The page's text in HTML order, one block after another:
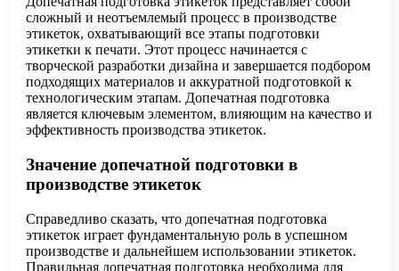
сложный и неотъемлемый процесс в производстве
этикеток, охватывающий все этапы подготовки
этикетки к печати. Этот процесс начинается с
творческой разработки дизайна и завершается подбором
подходящих материалов и аккуратной подготовкой к
технологическим этапам. Допечатная подготовка
является ключевым элементом, влияющим на качество и
эффективность производства этикеток.
Значение допечатной подготовки в
производстве этикеток
Справедливо сказать, что допечатная подготовка
этикеток играет фундаментальную роль в успешном
производстве и дальнейшем использовании этикеток.
Правильная допечатная подготовка необходима для